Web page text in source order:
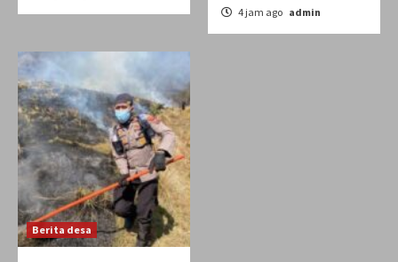
4 jam ago admin
Berita desa